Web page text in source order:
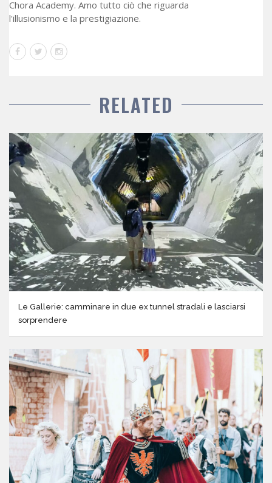
Chora Academy. Amo tutto ciò che riguarda
l'illusionismo e la prestigiazione.
RELATED
Le Gallerie: camminare in due ex tunnel stradali e lasciarsi
sorprendere